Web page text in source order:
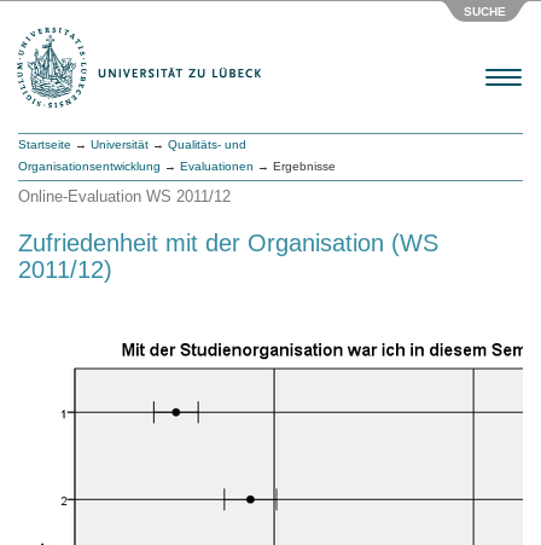
SUCHE
Menu
Startseite → Universität → Qualitäts- und
Organisationsentwicklung → Evaluationen → Ergebnisse
Online-Evaluation WS 2011/12
Zufriedenheit mit der Organisation (WS
2011/12)